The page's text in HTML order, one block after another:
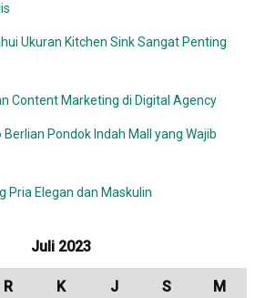
Ukuran Kitchen Sink Sangat Penting
Content Marketing di Digital Agency
Pondok Indah Mall yang Wajib
Pria Elegan dan Maskulin
Juli 2023
R K J S M